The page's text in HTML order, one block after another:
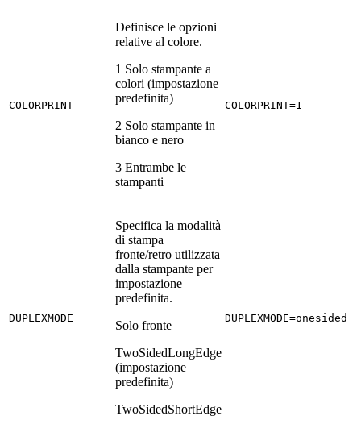
COLORPRINT
Definisce le opzioni
relative al colore.
1 Solo stampante a
colori (impostazione
predefinita)
2 Solo stampante in
bianco e nero
3 Entrambe le
stampanti
COLORPRINT=1
DUPLEXMODE
Specifica la modalità
di stampa
fronte/retro utilizzata
dalla stampante per
impostazione
predefinita.
Solo fronte
TwoSidedLongEdge
(impostazione
predefinita)
TwoSidedShortEdge
DUPLEXMODE=onesided